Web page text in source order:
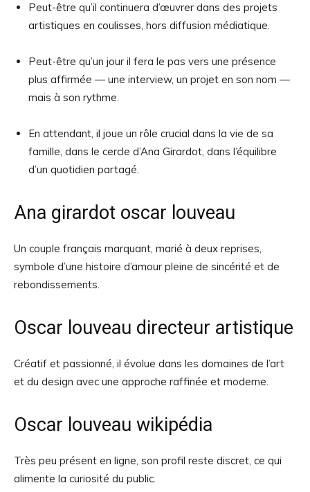
Peut-être qu’il continuera d’œuvrer dans des projets
artistiques en coulisses, hors diffusion médiatique.
Peut-être qu’un jour il fera le pas vers une présence
plus affirmée — une interview, un projet en son nom —
mais à son rythme.
En attendant, il joue un rôle crucial dans la vie de sa
famille, dans le cercle d’Ana Girardot, dans l’équilibre
d’un quotidien partagé.
Ana girardot oscar louveau
Un couple français marquant, marié à deux reprises,
symbole d’une histoire d’amour pleine de sincérité et de
rebondissements.
Oscar louveau directeur artistique
Créatif et passionné, il évolue dans les domaines de l’art
et du design avec une approche raffinée et moderne.
Oscar louveau wikipédia
Très peu présent en ligne, son profil reste discret, ce qui
alimente la curiosité du public.